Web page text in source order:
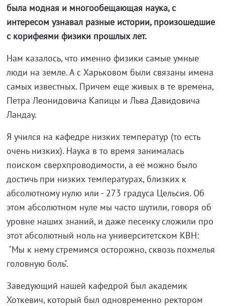
была модная и многообещающая наука, с
интересом узнавал разные истории, произошедшие
с корифеями физики прошлых лет.
Нам казалось, что именно физики самые умные
люди на земле. А с Харьковом были связаны имена
самых известных. Причем еще живых в те времена,
Петра Леонидовича Капицы и Льва Давидовича
Ландау.
Я учился на кафедре низких температур (то есть
очень низких). Наука в то время занималась
поиском сверхпроводимости, а её можно было
достичь при низких температурах, близких к
абсолютному нулю или - 273 градуса Цельсия. Об
этом абсолютном нуле мы часто шутили, говоря об
уровне наших знаний, и даже песенку сложили про
этот абсолютный ноль на университетском КВН:
"Мы к нему стремимся осторожно, сквозь похмелья
головную боль".
Заведующий нашей кафедрой был академик
Хоткевич, который был одновременно ректором